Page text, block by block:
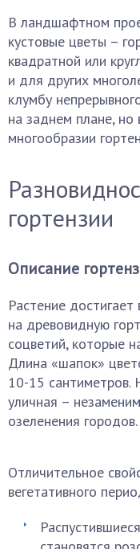
В ландшафтном
кустовые цветы –
квадратной или
и для других
клумбу
на заднем плане, но
многообразии
гортензии
Описание
Растение
на древовидную
соцветий, которые
Длина «шапок»
10-15 сантиметров.
уличная –
озеленения городов.
Отличительное
вегетативного